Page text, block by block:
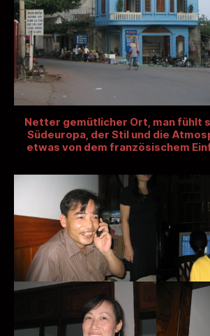
Netter gemütlicher Ort, man fühlt
Südeuropa, der Stil und die
etwas von dem französischem